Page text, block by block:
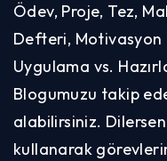
Ödev, Proje, Tez,
Defteri, Motivasyon
Uygulama vs.
Blogumuzu takip
alabilirsiniz.
kullanarak